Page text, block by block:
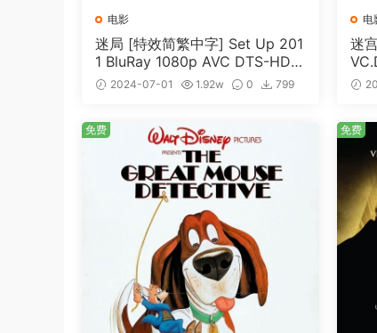
电影
迷局 [特效简繁中字] Set Up 201
1 BluRay 1080p AVC DTS-HD
MA5.1-shhaclm@CHDBits [BDI
2024-07-01 1.92w 0
799
电
迷
me
免费 免费